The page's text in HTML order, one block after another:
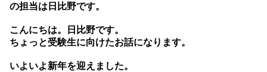
の担当は日比野です。
こんにちは。日比野です。
ちょっと受験生に向けたお話になります。
いよいよ新年を迎えました。